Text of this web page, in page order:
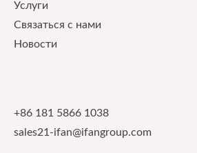
Услуги
Связаться с нами
Новости
+86 181 5866 1038
sales21-ifan@ifangroup.com